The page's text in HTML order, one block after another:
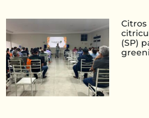
Citros
(SP)